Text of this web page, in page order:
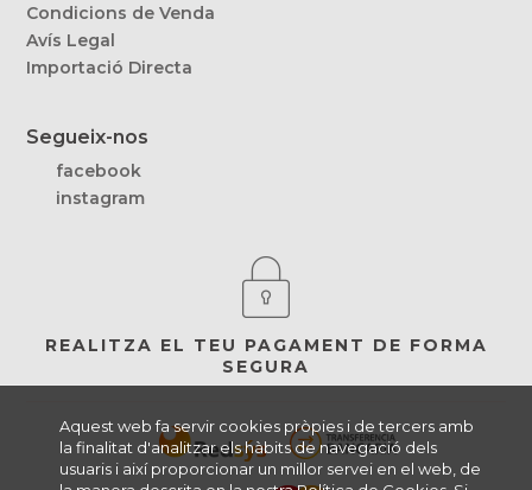
Aquest web fa servir cookies pròpies i de tercers amb
la finalitat d'analitzar els hàbits de navegació dels
usuaris i així proporcionar un millor servei en el web, de
Condicions de Venda
Avís Legal
Importació Directa
Segueix-nos
facebook
instagram
REALITZA EL TEU PAGAMENT DE FORMA
SEGURA